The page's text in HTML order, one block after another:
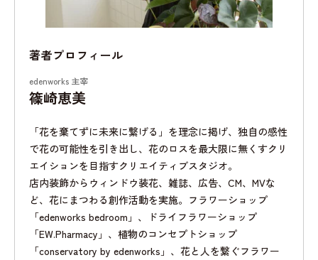
著者プロフィール
edenworks 主宰
篠崎恵美
「花を棄てずに未来に繋げる」を理念に掲げ、独自の感性
で花の可能性を引き出し、花のロスを最大限に無くすクリ
エイションを目指すクリエイティブスタジオ。
店内装飾からウィンドウ装花、雑誌、広告、CM、MVな
ど、花にまつわる創作活動を実施。フラワーショップ
「edenworks bedroom」、ドライフラワーショップ
「EW.Pharmacy」、植物のコンセプトショップ
「conservatory by edenworks」、花と人を繋ぐフラワー